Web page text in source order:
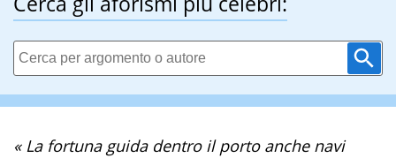
« La fortuna guida dentro il porto anche navi